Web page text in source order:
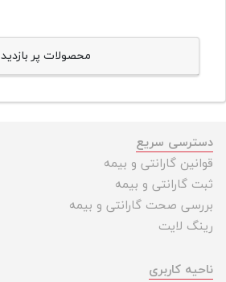
محصولات پر بازدید
دسترسی سریع
قوانین گارانتی و بیمه
ثبت گارانتی و بیمه
بررسی صحت گارانتی و بیمه
رینگ لایت
ناحیه کاربری